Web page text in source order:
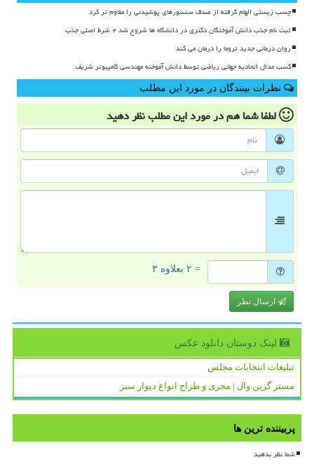
چسب زیستی الهام گرفته از صدف سنسورهای پوشیدنی را مقاوم تر کرد
ثبت نام جذب دانش آموختگان دکتری در دانشگاه ها شروع شد ۲ شرط اصلی جذب
روان درمانی جدید تروما را درمان می کند
کسب مدال اتحادیه جهانی ریاضی توسط دانش آموخته مهندسی کامپیوتر شریف
نظرات بینندگان در مورد این مطلب
لطفا شما همدر مورد این مطلبنظر دهید
= ۲ بعلاوه ۳
ارسال نظر
لینک دوستان دانلود عكس
تبلیغات انتخابات مجلس
مستر گرین وال | مجری و طراح انواع دیوار سبز
پربیننده ترین ها
شما نظر بدهید